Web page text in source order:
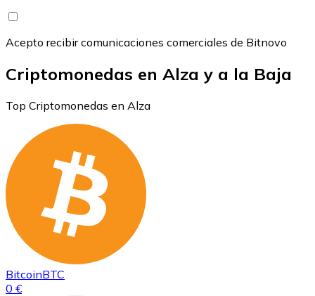
Acepto recibir comunicaciones comerciales de Bitnovo
Criptomonedas en Alza y a la Baja
Top Criptomonedas en Alza
BitcoinBTC
0 €